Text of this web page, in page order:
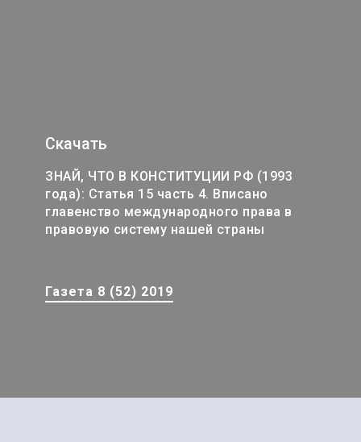
Скачать
ЗНАЙ, ЧТО В КОНСТИТУЦИИ РФ (1993
года): Статья 15 часть 4. Вписано
главенство международного права в
правовую систему нашей страны
Газета 8 (52) 2019